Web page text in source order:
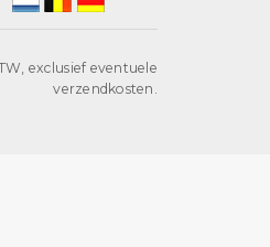
exclusief eventuele
verzendkosten.